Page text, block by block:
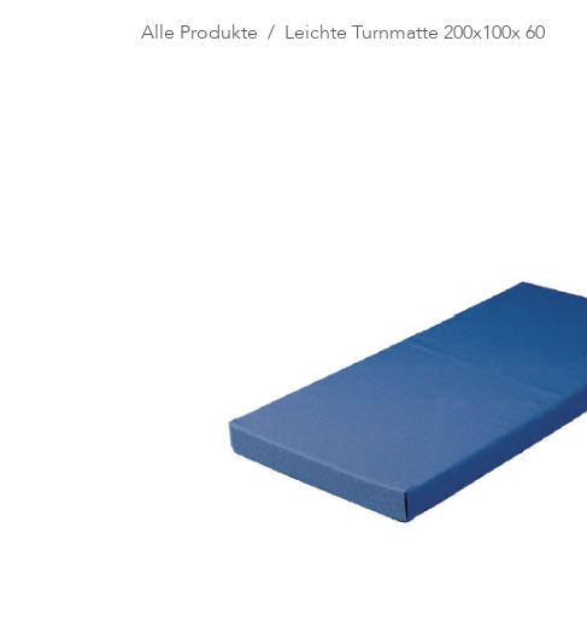
Alle Produkte Leichte Turnmatte 200x100x 60